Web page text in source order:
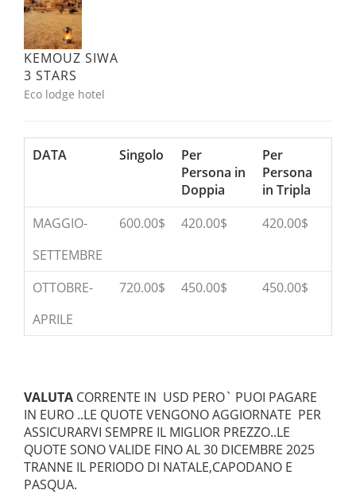
KEMOUZ SIWA
3 STARS
Eco lodge hotel
DATA Singolo
Per
Persona in
Doppia
Per
Persona
in Tripla
MAGGIO-
SETTEMBRE
600.00$ 420.00$ 420.00$
OTTOBRE-
APRILE
720.00$ 450.00$ 450.00$
VALUTA CORRENTE IN USD PERO` PUOI PAGARE
IN EURO ..LE QUOTE VENGONO AGGIORNATE PER
ASSICURARVI SEMPRE IL MIGLIOR PREZZO..LE
QUOTE SONO VALIDE FINO AL 30 DICEMBRE 2025
TRANNE IL PERIODO DI NATALE,CAPODANO E
PASQUA.